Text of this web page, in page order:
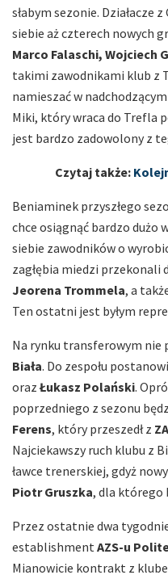
słabym sezonie. Działacze
siebie aż czterech nowych
Marco Falaschi, Wojciech
takimi zawodnikami klub z
namieszać w
Miki, który wraca do Trefla
jest bardzo zadowolony z
Czytaj także:
Beniaminek przyszłego
chce osiągnąć bardzo dużo
siebie zawodników o
zagłębia miedzi przekonali
Jeorena Trommela, a
Ten ostatni jest byłym
Na rynku transferowym nie
Biała. Do zespołu
oraz Łukasz Polański.
poprzedniego z sezonu
Ferens, który przeszedł z
Najciekawszy ruch klubu z
ławce trenerskiej, gdyż
Piotr Gruszka, dla którego
Przez ostatnie dwa
establishment AZS-u
Mianowicie kontrakt z